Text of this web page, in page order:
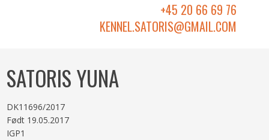
+45 20 66 69 76
KENNEL.SATORIS@GMAIL.COM​
SATORIS YUNA
DK11696/2017
Født 19.05.2017
IGP1